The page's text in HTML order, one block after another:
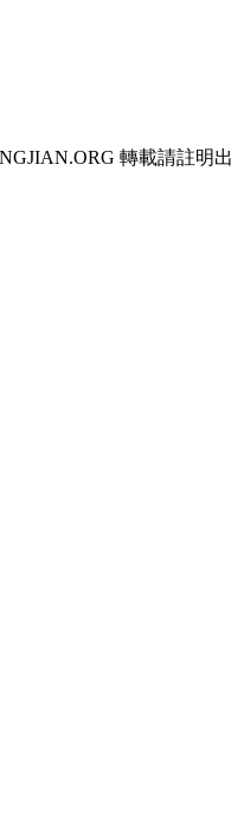
轉載請註明出